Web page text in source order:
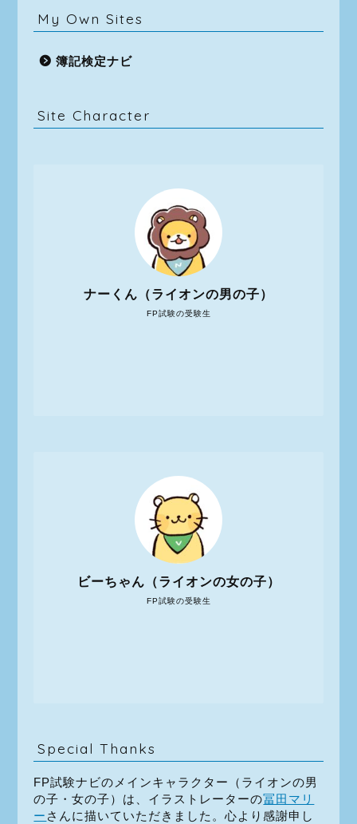
My Own Sites
簿記検定ナビ
Site Character
FP試験の受験生
ナーくん（ライオンの男の子）
FP試験の受験生
ビーちゃん（ライオンの女の子）
Special Thanks
FP試験ナビのメインキャラクター（ライオンの男
の子・女の子）は、イラストレーターの冨田マリ
ー さんに描いていただきました。心より感謝申し